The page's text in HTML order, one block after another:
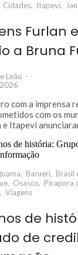
Cidades, Itapevi,
Furlan
a Bruna
Leão -
com a imprensa
com os
e Itapevi
, Barueri, Brasil
, Osasco, Pirapora
, Viagens
de
de